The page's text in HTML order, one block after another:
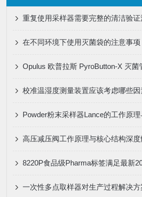
重复使用采样器需要完整的清洁验
在不同环境下使用灭菌袋的注意事项
Opulus 欧普拉斯 PyroButton-X 灭菌
校准温湿度测量装置应该考虑哪些因
Powder粉末采样器Lance的工作原
高压减压阀工作原理与核心结构深
一次性多点取样器对生产过程解决方